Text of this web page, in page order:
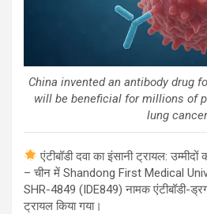
China invented an antibody drug
will be beneficial for millions of
lung cancer
एंटीबॉडी दवा का इंसानी ट्रायल:
– चीन में Shandong First Medical
SHR-4849 (IDE849) नामक एंटीबॉडी-
ट्रायल किया गया।